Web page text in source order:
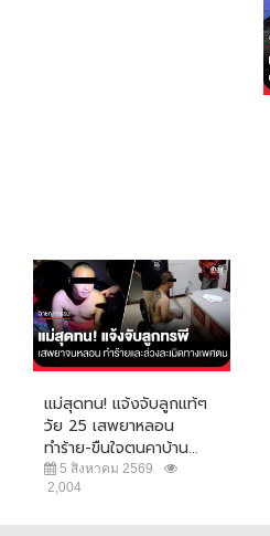
แม่สุดทน! แจ้งจับลูกแท้ๆ
วัย 25 เสพยาหลอน
ทำร้าย-ขืนใจตนคาบ้าน...
5 สิงหาคม 2569
2,004